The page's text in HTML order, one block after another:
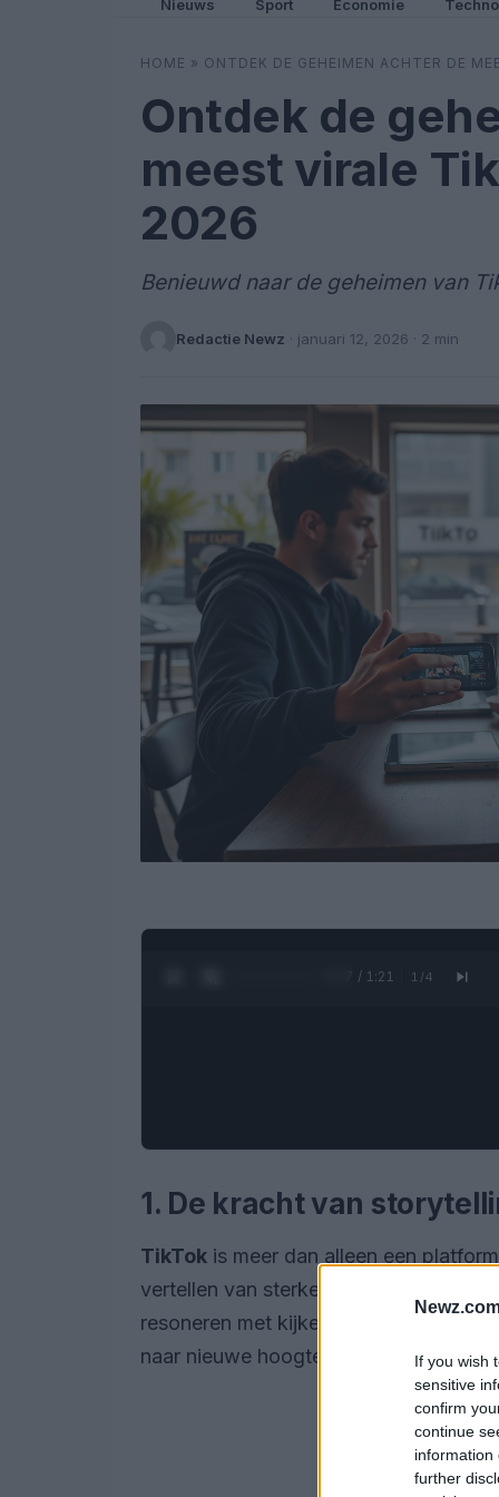
If you wish
sensitive
confirm
continue
information
further
Nieuws Sport Economie
HOME » ONTDEK DE GEHEIMEN ACHTER DE
Ontdek de
meest virale
2026
Benieuwd naar de geheimen van
Redactie Newz · januari 12, 2026 · 2 min
0:28 / 1:21 1 /4
1. De kracht van
TikTok is meer dan alleen een
vertellen van sterke verhalen. De
resoneren met kijkers. Of het nu gaat
naar nieuwe hoogten tillen.